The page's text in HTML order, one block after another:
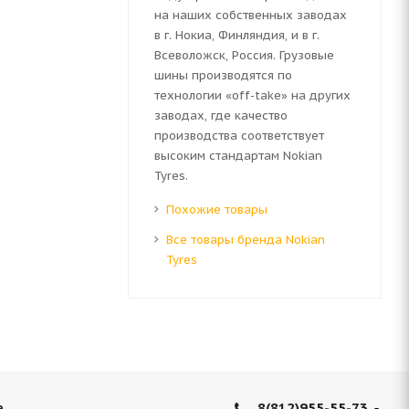
на наших собственных заводах
в г. Нокиа, Финляндия, и в г.
Всеволожск, Россия. Грузовые
шины производятся по
технологии «off-take» на других
заводах, где качество
производства соответствует
высоким стандартам Nokian
Tyres.
Похожие товары
Все товары бренда Nokian
Tyres